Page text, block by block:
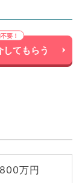
てもらう
万円